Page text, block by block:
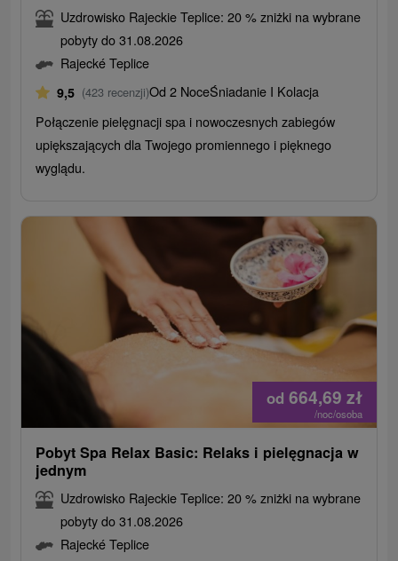
Uzdrowisko Rajeckie Teplice: 20 % zniżki na wybrane
pobyty do 31.08.2026
Rajecké Teplice
9,5 (423 recenzji)Od 2 NoceŚniadanie I Kolacja
Połączenie pielęgnacji spa i nowoczesnych zabiegów
upiększających dla Twojego promiennego i pięknego
wyglądu.
od 664,69 zł
/noc/osoba
Pobyt Spa Relax Basic: Relaks i pielęgnacja w
jednym
Uzdrowisko Rajeckie Teplice: 20 % zniżki na wybrane
pobyty do 31.08.2026
Rajecké Teplice